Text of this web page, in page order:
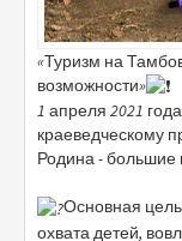
«Туризм на
возможности»
1 апреля 2021
краеведческому
Родина - большие
Основная
охвата детей,